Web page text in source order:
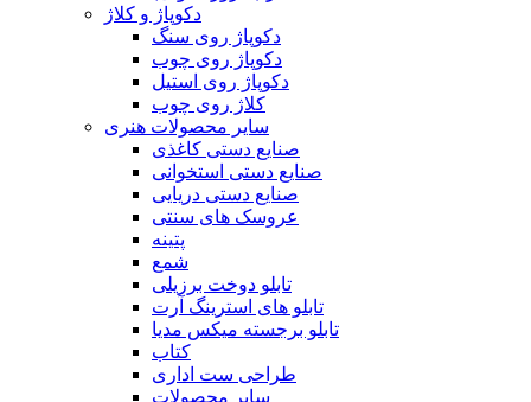
دکوپاژ و کلاژ
دکوپاژ روی سنگ
دکوپاژ روی چوب
دکوپاژ روی استیل
کلاژ روی چوب
سایر محصولات هنری
صنایع دستی کاغذی
صنایع دستی استخوانی
صنایع دستی دریایی
عروسک های سنتی
پتینه
شمع
تابلو دوخت برزیلی
تابلو های استرینگ آرت
تابلو برجسته میکس مدیا
کتاب
طراحی ست اداری
سایر محصولات